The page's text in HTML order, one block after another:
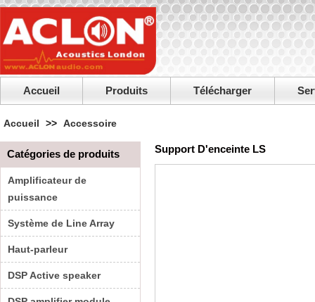
Accueil Produits Télécharger
Accueil >> Accessoire
Catégories de produits
Amplificateur de
puissance
Système de Line Array
Haut-parleur
DSP Active speaker
Support D'enceinte LS